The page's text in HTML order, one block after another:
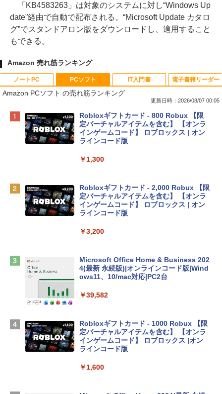
「KB4583263」は対象のシステムに対し“Windows Up
date”経由で自動で配布される。“Microsoft Update カタロ
グ”でスタンドアロン版をダウンロードし、適用すること
もできる。
Amazon 売れ筋ランキング
ノートPC
Apple 2026 MacBook Neo A18 Proチッ
プ搭載13インチノートブック：AIとAppl
e Intelligence、Liquid Retinaディスプ
レイ、8GBメモリ、512GB SSD、1080p
ィゴ + 3年延長 AppleCare+ for 13インチ
￥162,598
tomtoc 360°保護 15.6 16インチ パソコ
book Lenovo対応
Apple 2026 MacBook Air M5チップ搭載
igence、13.6インチLiquid Retinaディ
ラ、Touch ID - ミッドナイト + 3年延長
AppleCare+ for 13インチMacBook Air
(M5)|ダウンロード版
￥347,600
ン 15-fd 15.6インチ 16GBメモリ 512GB
PCソフト
Amazon PCソフト の売れ筋ランキング
更新日時：2026/08/07 00:05
Robloxギフトカード - 800 Robux 【限
定バーチャルアイテムを含む】 【オンラ
インゲームコード】 ロブロックス | オン
ラインコード版
￥1,300
Robloxギフトカード - 2,000 Robux 【限
定バーチャルアイテムを含む】 【オンラ
インゲームコード】 ロブロックス | オン
ラインコード版
￥3,200
Microsoft Office Home & Business 202
4(最新 永続版)|オンラインコード版|Wind
ows11、10/mac対応|PC2台
￥39,582
Robloxギフトカード - 1000 Robux 【限
定バーチャルアイテムを含む】 【オンラ
インゲームコード】 ロブロックス |オン
ラインコード版
￥1,600
IT入門書 電子書籍リーダー